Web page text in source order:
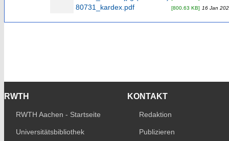
80731_kardex.pdf [800.63 KB] 16 Jan
RWTH
RWTH Aachen - Startseite
Universitätsbibliothek
KONTAKT
Redaktion
Publizieren